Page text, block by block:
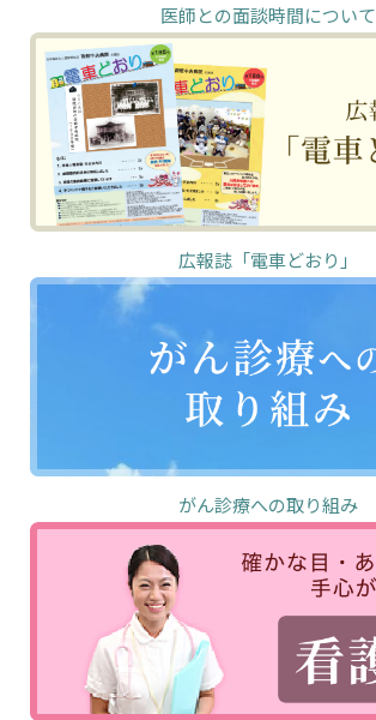
医師との面談時間について
広報誌「電車どおり」
がん診療への取り組み